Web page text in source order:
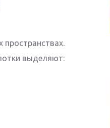
выделяют: